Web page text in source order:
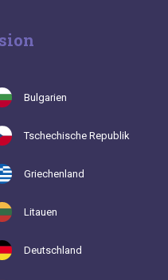
Bulgarien
Tschechische Republik
Griechenland
Litauen
Deutschland